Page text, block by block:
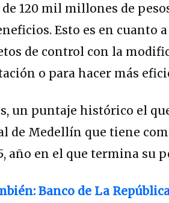
120 mil millones de
Esto es en cuanto
de control con la
o para hacer más
un puntaje histórico el
de Medellín que tiene
año en el que termina su
Banco de La